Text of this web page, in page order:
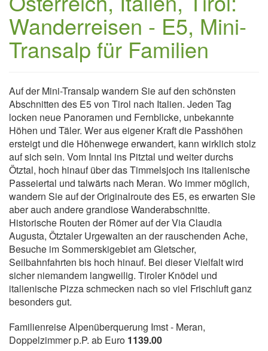
Wanderreisen - E5, Mini-
Transalp für Familien
Auf der Mini-Transalp wandern Sie auf den schönsten
Abschnitten des E5 von Tirol nach Italien. Jeden Tag
locken neue Panoramen und Fernblicke, unbekannte
Höhen und Täler. Wer aus eigener Kraft die Passhöhen
ersteigt und die Höhenwege erwandert, kann wirklich stolz
auf sich sein. Vom Inntal ins Pitztal und weiter durchs
Ötztal, hoch hinauf über das Timmelsjoch ins italienische
Passeiertal und talwärts nach Meran. Wo immer möglich,
wandern Sie auf der Originalroute des E5, es erwarten Sie
aber auch andere grandiose Wanderabschnitte.
Historische Routen der Römer auf der Via Claudia
Augusta, Ötztaler Urgewalten an der rauschenden Ache,
Besuche im Sommerskigebiet am Gletscher,
Seilbahnfahrten bis hoch hinauf. Bei dieser Vielfalt wird
sicher niemandem langweilig. Tiroler Knödel und
italienische Pizza schmecken nach so viel Frischluft ganz
besonders gut.
Familienreise Alpenüberquerung Imst - Meran,
Doppelzimmer p.P. ab Euro 1139.00